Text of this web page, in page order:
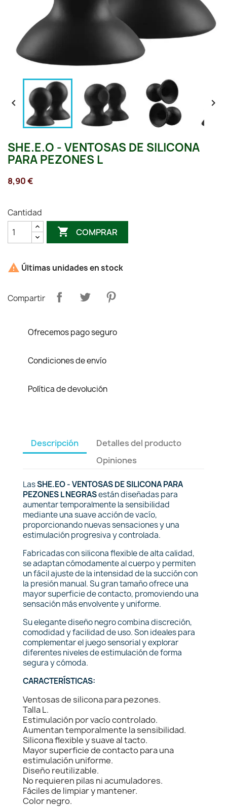
 
SHE.E.O - VENTOSAS DE SILICONA
PARA PEZONES L
8,90 €
Cantidad
 COMPRAR
 Últimas unidades en stock
Compartir
Ofrecemos pago seguro
Condiciones de envío
Política de devolución
Descripción
Detalles del producto
Opiniones
LasSHE.EO - VENTOSAS DE SILICONA PARA
PEZONES L NEGRASestán diseñadas para
aumentar temporalmente la sensibilidad
mediante una suave acción de vacío,
proporcionando nuevas sensaciones y una
estimulación progresiva y controlada.
Fabricadas con silicona flexible de alta calidad,
se adaptan cómodamente al cuerpo y permiten
un fácil ajuste de la intensidad de la succión con
la presión manual. Su gran tamaño ofrece una
mayor superficie de contacto, promoviendo una
sensación más envolvente y uniforme.
Su elegante diseño negro combina discreción,
comodidad y facilidad de uso. Son ideales para
complementar el juego sensorial y explorar
diferentes niveles de estimulación de forma
segura y cómoda.
CARACTERÍSTICAS:
Ventosas de silicona para pezones.
Talla L.
Estimulación por vacío controlado.
Aumentan temporalmente la sensibilidad.
Silicona flexible y suave al tacto.
Mayor superficie de contacto para una
estimulación uniforme.
Diseño reutilizable.
No requieren pilas ni acumuladores.
Fáciles de limpiar y mantener.
Color negro.